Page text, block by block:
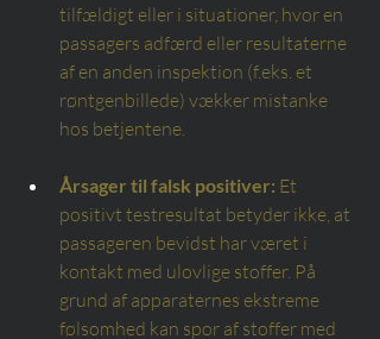
tilfældigt eller i situationer, hvor en
passagers adfærd eller resultaterne
af en anden inspektion (f.eks. et
røntgenbillede) vækker mistanke
hos betjentene.
Årsager til falsk positiver: Et
positivt testresultat betyder ikke, at
passageren bevidst har været i
kontakt med ulovlige stoffer. På
grund af apparaternes ekstreme
følsomhed kan spor af stoffer med